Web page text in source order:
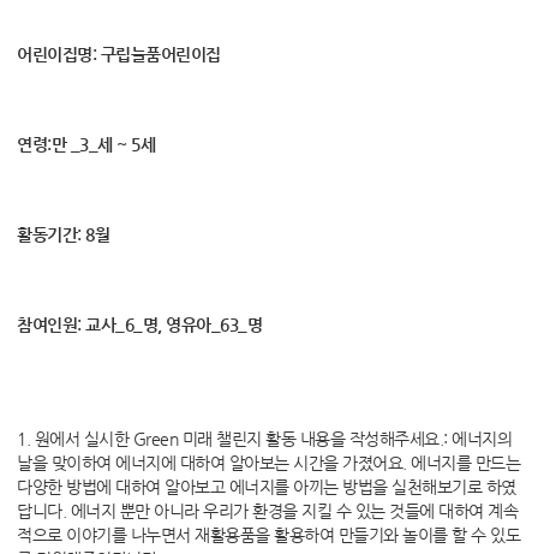
어린이집명: 구립늘품어린이집
연령:만 _3_세 ~ 5세
활동기간: 8월
참여인원: 교사_6_명, 영유아_63_명
1. 원에서 실시한 Green 미래 챌린지 활동 내용을 작성해주세요.: 에너지의
날을 맞이하여 에너지에 대하여 알아보는 시간을 가졌어요. 에너지를 만드는
다양한 방법에 대하여 알아보고 에너지를 아끼는 방법을 실천해보기로 하였
답니다. 에너지 뿐만 아니라 우리가 환경을 지킬 수 있는 것들에 대하여 계속
적으로 이야기를 나누면서 재활용품을 활용하여 만들기와 놀이를 할 수 있도